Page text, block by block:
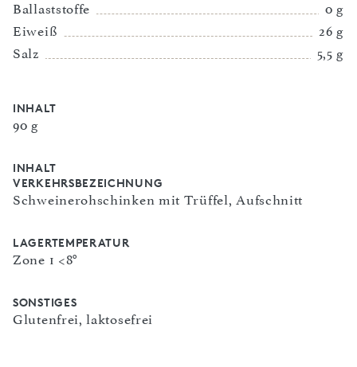
Ballaststoffe
0 g
Eiweiß
26 g
Salz
5,5 g
INHALT
90 g
INHALT
VERKEHRSBEZEICHNUNG
Schweinerohschinken mit Trüffel, Aufschnitt
LAGERTEMPERATUR
Zone 1 <8°
SONSTIGES
Glutenfrei, laktosefrei